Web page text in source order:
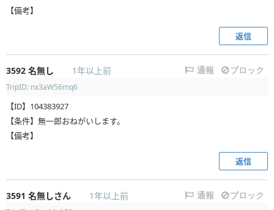
【備考】
返信
3592 名無し 1年以上前 通報 ブロック
TripID: nx3aW56mq6
【ID】104383927
【条件】無一郎おねがいします。
【備考】
返信
3591 名無しさん 1年以上前 通報 ブロック